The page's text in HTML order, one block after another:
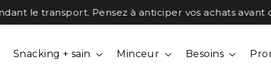
transport. Pensez à anticiper vos achats avant
Snacking + sain Minceur Besoins